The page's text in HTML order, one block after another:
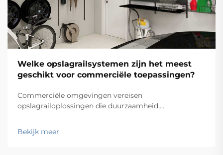
Welke opslagrailsystemen zijn het meest
geschikt voor commerciële toepassingen?
Commerciële omgevingen vereisen
opslagrailoplossingen die duurzaamheid,
brengen, terwijl ze tegelijkertijd voldoen aan
specifieke operationele eisen. Van magazijnen en
Bekijk meer